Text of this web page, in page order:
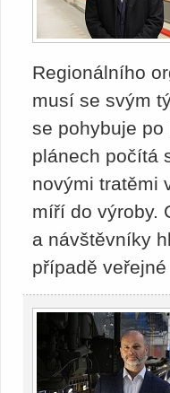
Regionálního
musí se svým
se pohybuje
plánech počítá
novými tratěmi
míří do výroby.
a návštěvníky
případě